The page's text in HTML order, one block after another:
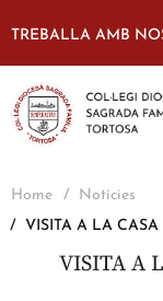
TREBALLA AMB
Home
Notícies
VISITA A LA
VISITA A